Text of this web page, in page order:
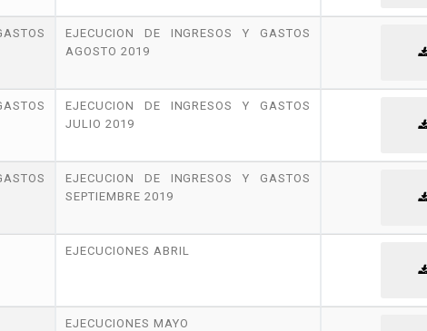
EJECUCION DE INGRESOS Y GASTOS
AGOSTO 2019
EJECUCION DE INGRESOS Y GASTOS
JULIO 2019
EJECUCION DE INGRESOS Y GASTOS
SEPTIEMBRE 2019
EJECUCIONES ABRIL
EJECUCIONES MAYO